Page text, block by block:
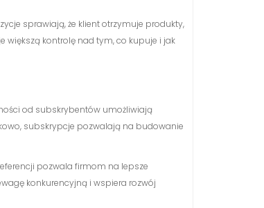
sprawiają, że klient otrzymuje produkty,
większą kontrolę nad tym, co kupuje i jak
od subskrybentów umożliwiają
subskrypcje pozwalają na budowanie
pozwala firmom na lepsze
konkurencyjną i wspiera rozwój